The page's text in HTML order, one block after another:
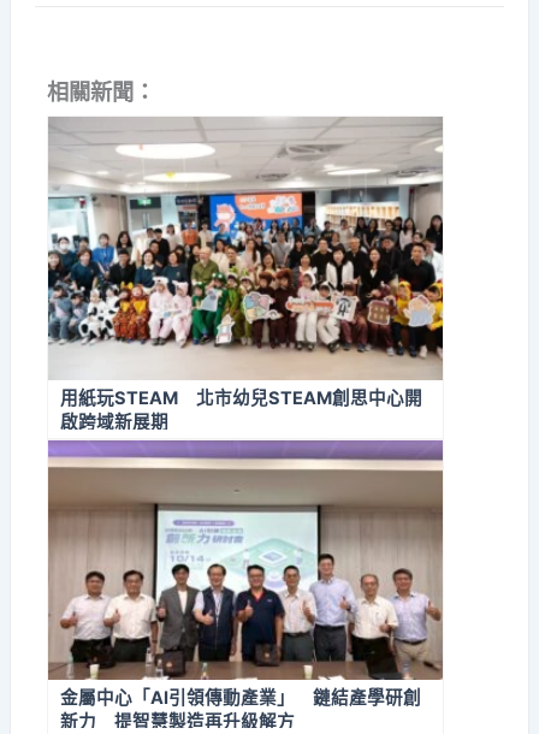
相關新聞：
用紙玩STEAM 北市幼兒STEAM創思中心開
啟跨域新展期
金屬中心「AI引領傳動產業」 鏈結產學研創
新力 提智慧製造再升級解方